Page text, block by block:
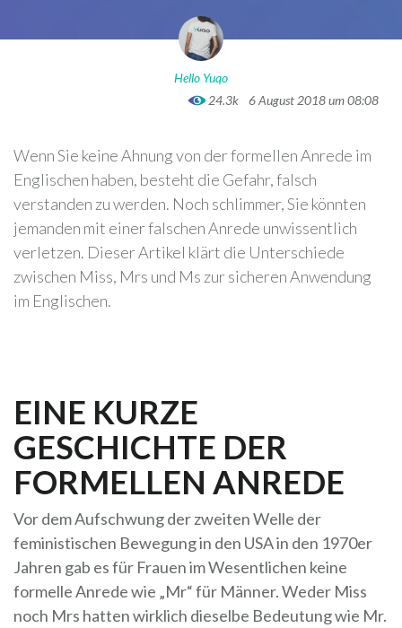
Hello Yuqo
24.3k
6 August 2018 um 08:08
Wenn Sie keine Ahnung von der formellen Anrede im
Englischen haben, besteht die Gefahr, falsch
verstanden zu werden. Noch schlimmer, Sie könnten
jemanden mit einer falschen Anrede unwissentlich
verletzen. Dieser Artikel klärt die Unterschiede
zwischen Miss, Mrs und Ms zur sicheren Anwendung
im Englischen.
EINE KURZE
GESCHICHTE DER
FORMELLEN ANREDE
Vor dem Aufschwung der zweiten Welle der
feministischen Bewegung in den USA in den 1970er
Jahren gab es für Frauen im Wesentlichen keine
formelle Anrede wie „Mr“ für Männer. Weder Miss
noch Mrs hatten wirklich dieselbe Bedeutung wie Mr.